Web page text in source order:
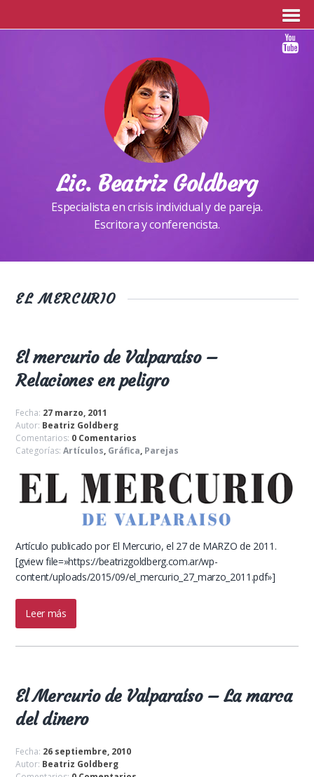
Lic. Beatriz Goldberg
Especialista en crisis individual y de pareja.
Escritora y conferencista.
EL MERCURIO
El mercurio de Valparaíso –
Relaciones en peligro
Fecha: 27 marzo, 2011
Autor: Beatriz Goldberg
Comentarios: 0 Comentarios
Categorías:Artículos, Gráfica, Parejas
Artículo publicado por El Mercurio, el 27 de MARZO de 2011.
[gview file=»https://beatrizgoldberg.com.ar/wp-
content/uploads/2015/09/el_mercurio_27_marzo_2011.pdf»]
Leer más
El Mercurio de Valparaíso – La marca
del dinero
Fecha: 26 septiembre, 2010
Autor: Beatriz Goldberg